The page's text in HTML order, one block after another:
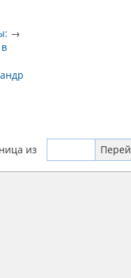
→
из